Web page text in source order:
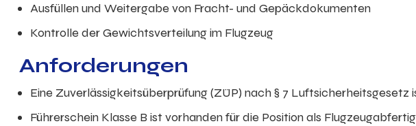
Ausfüllen und Weitergabe von Fracht- und Gepäckdokumenten
Kontrolle der Gewichtsverteilung im Flugzeug
Anforderungen
Eine Zuverlässigkeitsüberprüfung (ZÜP) nach § 7 Luftsicherheitsgesetz
Führerschein Klasse B ist vorhanden für die Position als